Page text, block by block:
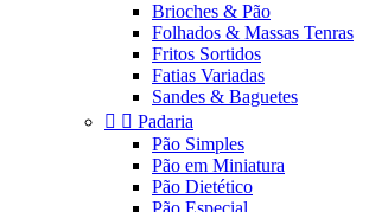
Brioches & Pão
Folhados & Massas Tenras
Fritos Sortidos
Fatias Variadas
Sandes & Baguetes
  Padaria
Pão Simples
Pão em Miniatura
Pão Dietético
Pão Especial